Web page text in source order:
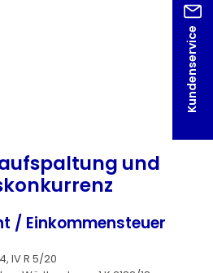
Kundenservice
und
/ Einkommensteuer
IV R 5/20